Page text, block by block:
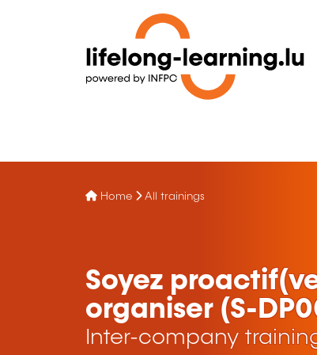
Home All trainings
Soyez
organiser (S-
Inter-company